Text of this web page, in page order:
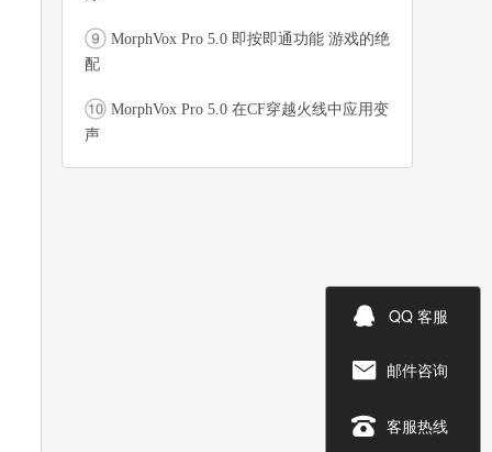
MorphVox Pro 5.0 即按即通功能 游戏的绝
配
MorphVox Pro 5.0 在CF穿越火线中应用变
声
 QQ 客服
 邮件咨询
 客服热线